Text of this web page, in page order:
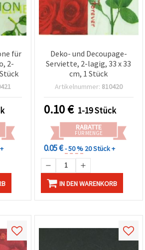
für
2-
Deko- und Decoupage-
Serviette, 2-lagig, 33 x 33
cm, 1 Stück
Artikelnummer: 810420
0.10€ 1-19 Stück
RABATTE
FÜR MENGE
0.05 €- 50 % 20 Stück +
IN DEN WARENKORB